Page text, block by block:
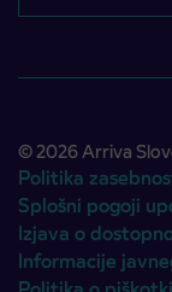
© 2026 Arriva
Politika
Splošni pogoji
Izjava o
Informacije